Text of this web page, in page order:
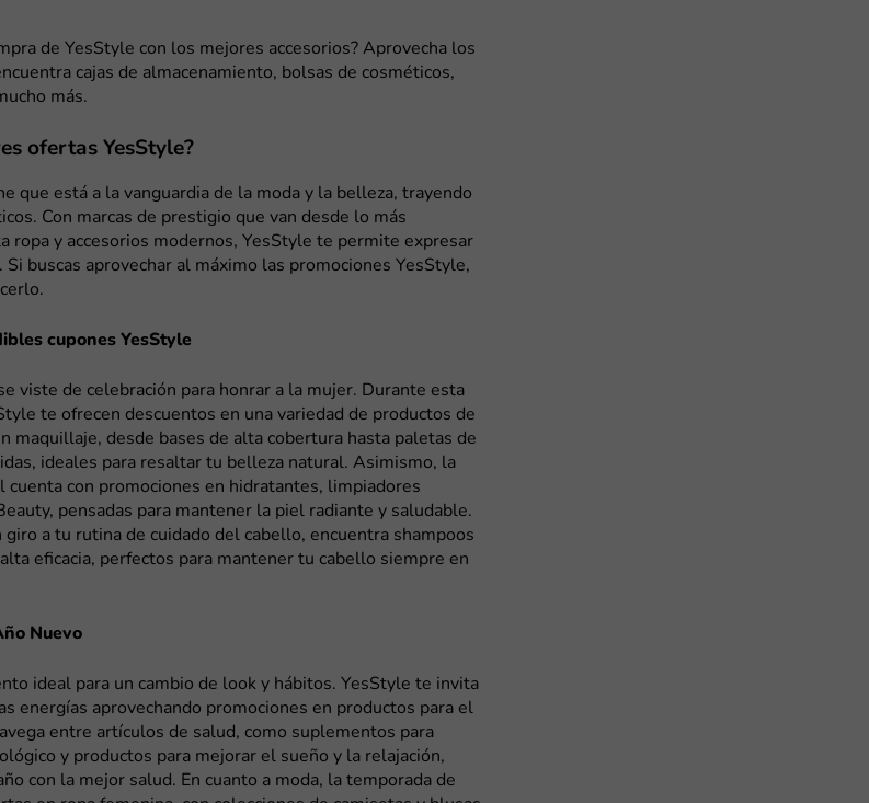
de YesStyle con los mejores accesorios? Aprovecha los
cajas de almacenamiento, bolsas de cosméticos,
más.
ofertas YesStyle?
que está a la vanguardia de la moda y la belleza, trayendo
Con marcas de prestigio que van desde lo más
ropa y accesorios modernos, YesStyle te permite expresar
buscas aprovechar al máximo las promociones YesStyle,
cupones YesStyle
viste de celebración para honrar a la mujer. Durante esta
te ofrecen descuentos en una variedad de productos de
maquillaje, desde bases de alta cobertura hasta paletas de
ideales para resaltar tu belleza natural. Asimismo, la
cuenta con promociones en hidratantes, limpiadores
pensadas para mantener la piel radiante y saludable.
a tu rutina de cuidado del cabello, encuentra shampoos
eficacia, perfectos para mantener tu cabello siempre en
Nuevo
ideal para un cambio de look y hábitos. YesStyle te invita
energías aprovechando promociones en productos para el
entre artículos de salud, como suplementos para
y productos para mejorar el sueño y la relajación,
con la mejor salud. En cuanto a moda, la temporada de